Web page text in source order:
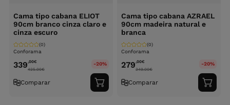
Cama tipo cabana ELIOT
90cm branco cinza claro e
cinza escuro
Conforama
(0)
339,00€
425.00€
-20%
Comparar
Adicionar
ao
Cama tipo cabana AZRAEL
90cm madeira natural e
branca
Conforama
(0)
279,00€
349.00€
-20%
Comparar
ao